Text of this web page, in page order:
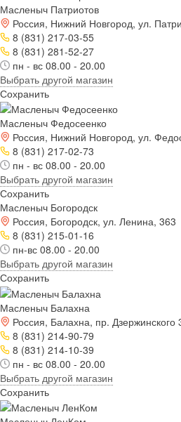
Масленыч Патриотов
Россия, Нижний Новгород, ул.
8 (831) 217-03-55
8 (831) 281-52-27
пн - вс 08.00 - 20.00
Выбрать другой магазин
Сохранить
Масленыч Федосеенко
Россия, Нижний Новгород, ул.
8 (831) 217-02-73
пн - вс 08.00 - 20.00
Выбрать другой магазин
Сохранить
Масленыч Богородск
Россия, Богородск, ул. Ленина, 363
8 (831) 215-01-16
пн-вс 08.00 - 20.00
Выбрать другой магазин
Сохранить
Масленыч Балахна
Россия, Балахна, пр. Дзержинского
8 (831) 214-90-79
8 (831) 214-10-39
пн - вс 08.00 - 20.00
Выбрать другой магазин
Сохранить